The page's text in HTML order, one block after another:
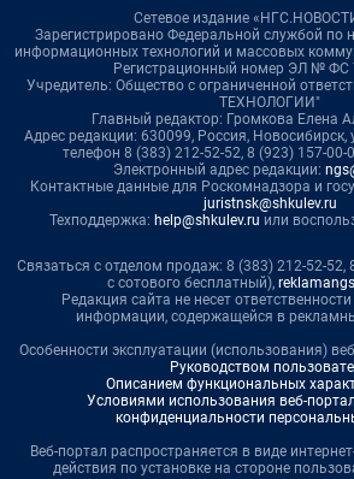
Сетевое издание
Зарегистрировано Федеральной службой по
информационных технологий и массовых
Регистрационный номер ЭЛ № ФС
Учредитель: Общество с ограниченной
ТЕХНОЛОГИИ"
Главный редактор: Громкова Елена
Адрес редакции: 630099, Россия, Новосибирск,
телефон 8 (383) 212-52-52, 8 (923) 157-00-
Электронный адрес редакции:
Контактные данные для Роскомнадзора и
juristnsk@shkulev.ru
Техподдержка: help@shkulev.ru или
Связаться с отделом продаж: 8 (383) 212-52-52,
с сотового бесплатный),
Редакция сайта не несет
информации, содержащейся в
Особенности эксплуатации (использования)
Руководством
Описанием функциональных
Условиями использования веб-
конфиденциальности
Веб-портал распространяется в виде
действия по установке на стороне